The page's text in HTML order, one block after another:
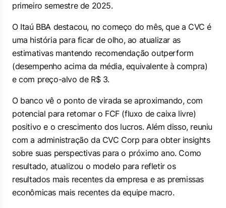
primeiro semestre de 2025.
O Itaú BBA destacou, no começo do mês, que a CVC é
uma história para ficar de olho, ao atualizar as
estimativas mantendo recomendaçãooutperform
(desempenho acima da média, equivalente à compra)
e com preço-alvo de R$ 3.
O banco vê o ponto de virada se aproximando, com
potencial para retomar o FCF (fluxo de caixa livre)
positivo e o crescimento dos lucros. Além disso, reuniu
com a administração da CVC Corp para obter insights
sobre suas perspectivas para o próximo ano. Como
resultado, atualizou o modelo para refletir os
resultados mais recentes da empresa e as premissas
econômicas mais recentes da equipe macro.